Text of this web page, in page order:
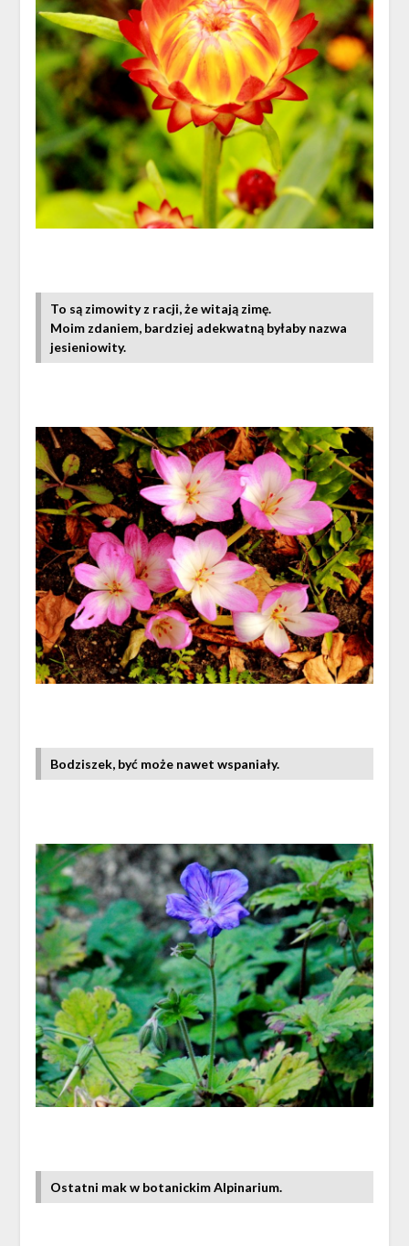
To są zimowity z racji, że witają zimę.
Moim zdaniem, bardziej adekwatną byłaby nazwa
jesieniowity.
Bodziszek, być może nawet wspaniały.
Ostatni mak w botanickim Alpinarium.